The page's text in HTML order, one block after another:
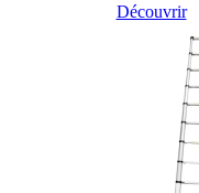
Découvrir